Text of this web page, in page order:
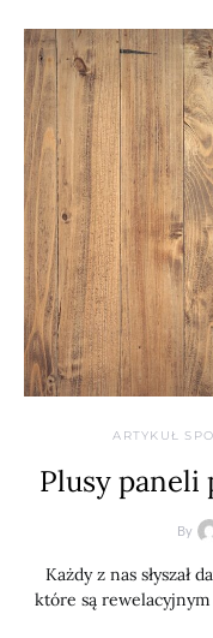
ARTYKUŁ
Plusy paneli
By
Każdy z nas słyszał
które są